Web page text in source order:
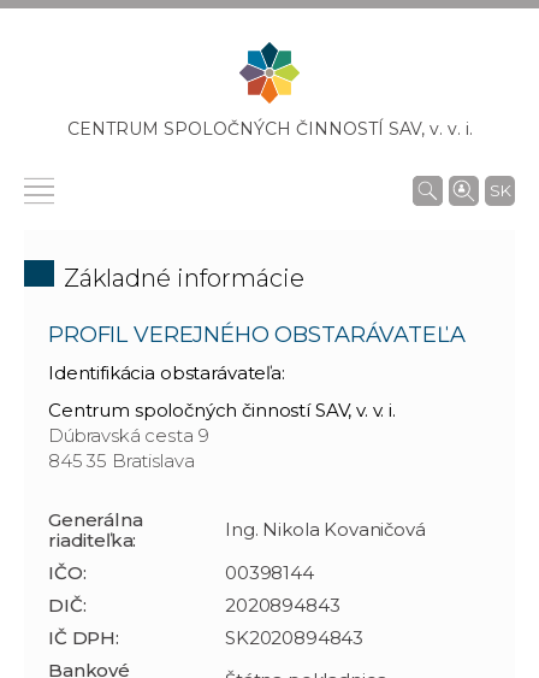
CENTRUM SPOLOČNÝCH ČINNOSTÍ SAV, v. v. i.
SK
Základné informácie
PROFIL VEREJNÉHO OBSTARÁVATEĽA
Identifikácia obstarávateľa:
Centrum spoločných činností SAV, v. v. i.
Dúbravská cesta 9
845 35 Bratislava
Generálna
riaditeľka:
Ing. Nikola Kovaničová
IČO:
00398144
DIČ:
2020894843
IČ DPH:
SK2020894843
Bankové